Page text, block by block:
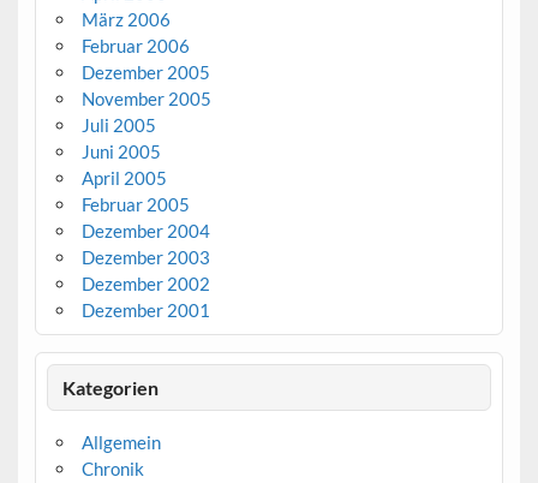
März 2006
Februar 2006
Dezember 2005
November 2005
Juli 2005
Juni 2005
April 2005
Februar 2005
Dezember 2004
Dezember 2003
Dezember 2002
Dezember 2001
Kategorien
Allgemein
Chronik